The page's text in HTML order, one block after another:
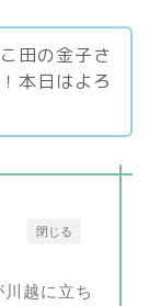
田の金子さ
本日はよろ
閉じる
越に立ち